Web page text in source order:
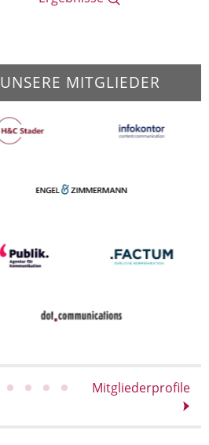
UNSERE MITGLIEDER
Mitgliederprofile